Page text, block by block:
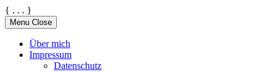
{ . . . }
Skip
to
content
Menu Close
Über mich
Impressum
Datenschutz